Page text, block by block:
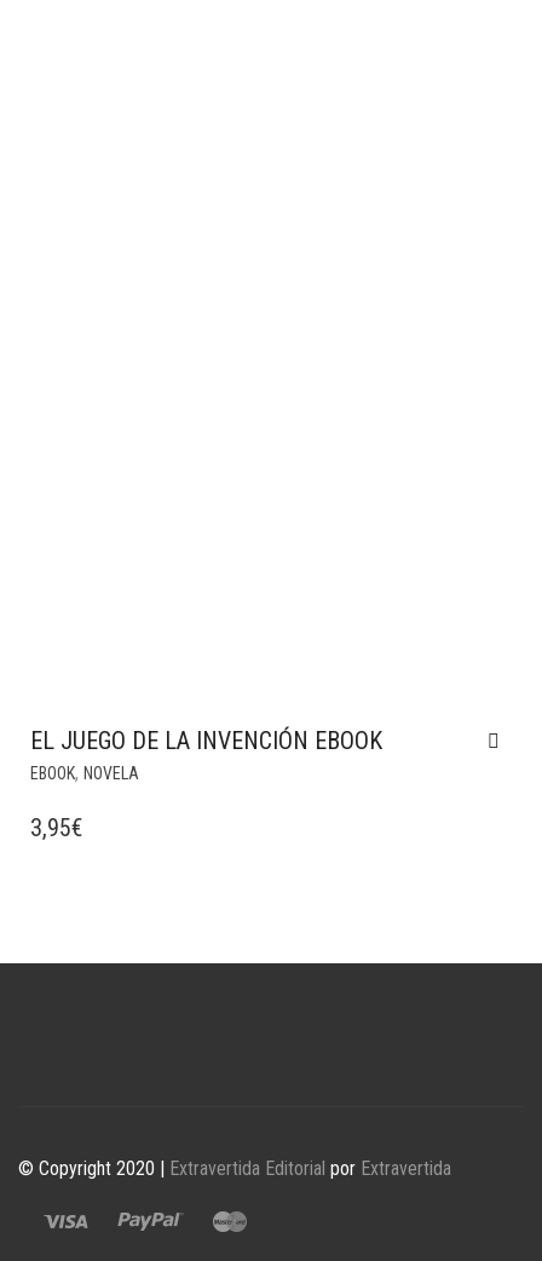
EL JUEGO DE LA INVENCIÓN EBOOK
EBOOK, NOVELA
3,95€
© Copyright 2020 | Extravertida Editorial por Extravertida